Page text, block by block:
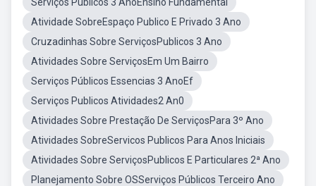
Atividade SobreEspaço Publico E Privado 3 Ano
Cruzadinhas Sobre ServiçosPublicos 3 Ano
Atividades Sobre ServiçosEm Um Bairro
Serviços Públicos Essencias 3 AnoEf
Serviços Publicos Atividades2 An0
Atividades Sobre Prestação De ServiçosPara 3º Ano
Atividades SobreServicos Publicos Para Anos Iniciais
Atividades Sobre ServiçosPublicos E Particulares 2ª Ano
Planejamento Sobre OSServiços Públicos Terceiro Ano